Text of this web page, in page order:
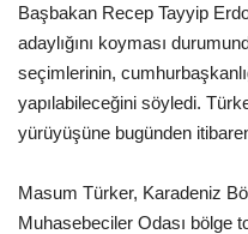
Spor
Gündem
Tekno Bilim
Ekonomi
Başbakan Recep Tayyip
adaylığını koyması
seçimlerinin,
yapılabileceğini söyledi.
yürüyüşüne bugünden
Masum Türker, Karadeniz
Muhasebeciler Odası bölge